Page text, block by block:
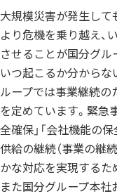
大規模災害が発生して
より危機を乗り越え、
させることが国分グル
いつ起こるか分からな
ループでは事業継続の
を定めています。緊急
全確保」「会社機能の
供給の継続（事業の継
かな対応を実現するた
また国分グループ本